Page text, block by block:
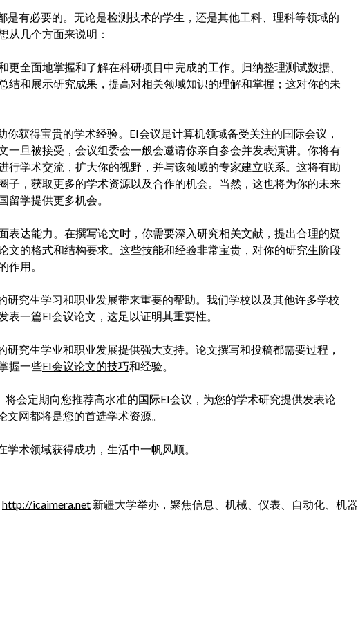
是有必要的。无论是检测技术的学生，还是其他工科、理科等领域的
从几个方面来说明：
更全面地掌握和了解在科研项目中完成的工作。归纳整理测试数据、
结和展示研究成果，提高对相关领域知识的理解和掌握；这对你的未
你获得宝贵的学术经验。EI会议是计算机领域备受关注的国际会议，
一旦被接受，会议组委会一般会邀请你亲自参会并发表演讲。你将有
行学术交流，扩大你的视野，并与该领域的专家建立联系。这将有助
子，获取更多的学术资源以及合作的机会。当然，这也将为你的未来
留学提供更多机会。
表达能力。在撰写论文时，你需要深入研究相关文献，提出合理的疑
文的格式和结构要求。这些技能和经验非常宝贵，对你的研究生阶段
作用。
研究生学习和职业发展带来重要的帮助。我们学校以及其他许多学校
一篇EI会议论文，这足以证明其重要性。
研究生学业和职业发展提供强大支持。论文撰写和投稿都需要过程，
握一些EI会议论文的技巧和经验。
将会定期向您推荐高水准的国际EI会议，为您的学术研究提供发表论
网都将是您的首选学术资源。
术领域获得成功，生活中一帆风顺。
http://icaimera.net 新疆大学举办，聚焦信息、机械、仪表、自动化、机器